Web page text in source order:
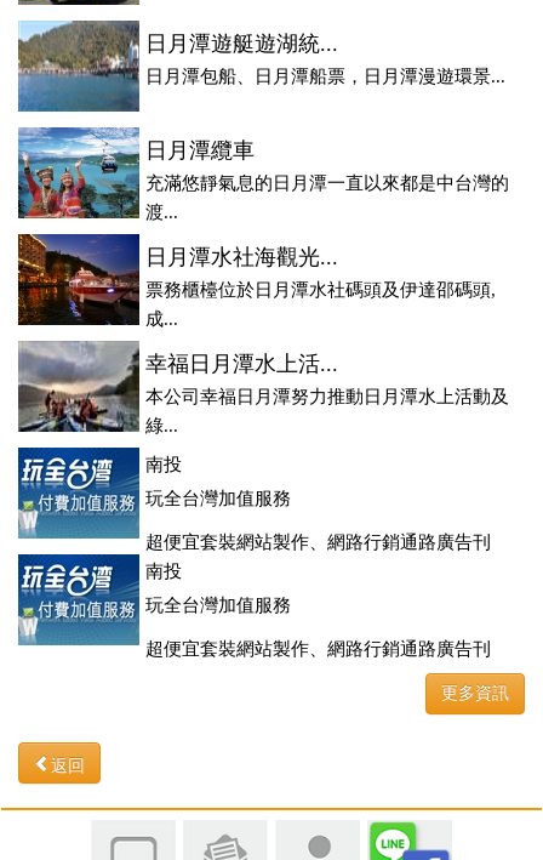
日月潭遊艇遊湖統...
日月潭包船、日月潭船票，日月潭漫遊環景...
日月潭纜車
充滿悠靜氣息的日月潭一直以來都是中台灣的
渡...
日月潭水社海觀光...
票務櫃檯位於日月潭水社碼頭及伊達邵碼頭,
成...
幸福日月潭水上活...
本公司幸福日月潭努力推動日月潭水上活動及
綠...
南投
玩全台灣加值服務
超便宜套裝網站製作、網路行銷通路廣告刊
登、訂房系統、客房委託旅行社銷售，全面優惠中....
南投
玩全台灣加值服務
超便宜套裝網站製作、網路行銷通路廣告刊
登、訂房系統、客房委託旅行社銷售，全面優惠中....
更多資訊
返回